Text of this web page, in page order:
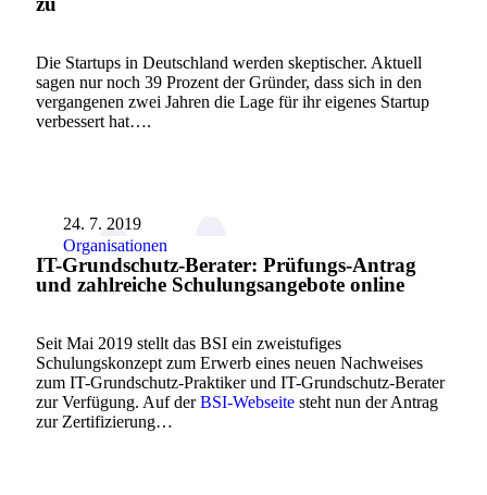
Die Startups in Deutschland werden skeptischer. Aktuell
sagen nur noch 39 Prozent der Gründer, dass sich in den
vergangenen zwei Jahren die Lage für ihr eigenes Startup
verbessert hat….
24. 7. 2019
Organisationen
IT-Grundschutz-Berater: Prüfungs-Antrag
und zahlreiche Schulungsangebote online
Seit Mai 2019 stellt das BSI ein zweistufiges
Schulungskonzept zum Erwerb eines neuen Nachweises
zum IT-Grundschutz-Praktiker und IT-Grundschutz-Berater
zur Verfügung. Auf derBSI-Webseite steht nun der Antrag
zur Zertifizierung…